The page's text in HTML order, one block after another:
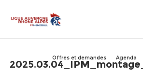
Offres et demandes Agenda